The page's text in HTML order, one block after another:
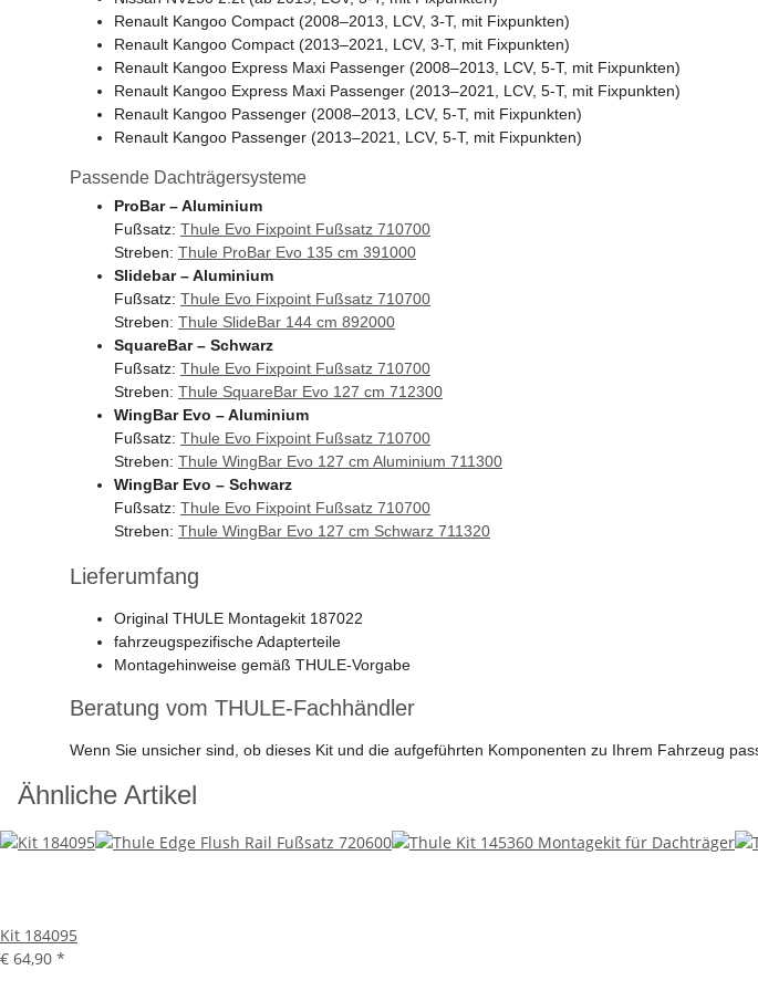
Renault Kangoo Compact (2008–2013, LCV, 3-T, mit Fixpunkten)
Renault Kangoo Compact (2013–2021, LCV, 3-T, mit Fixpunkten)
Renault Kangoo Express Maxi Passenger (2008–2013, LCV, 5-T, mit Fixpunkten)
Renault Kangoo Express Maxi Passenger (2013–2021, LCV, 5-T, mit Fixpunkten)
Renault Kangoo Passenger (2008–2013, LCV, 5-T, mit Fixpunkten)
Renault Kangoo Passenger (2013–2021, LCV, 5-T, mit Fixpunkten)
Passende Dachträgersysteme
ProBar – Aluminium
Fußsatz: Thule Evo Fixpoint Fußsatz 710700
Streben: Thule ProBar Evo 135 cm 391000
Slidebar – Aluminium
Fußsatz: Thule Evo Fixpoint Fußsatz 710700
Streben: Thule SlideBar 144 cm 892000
SquareBar – Schwarz
Fußsatz: Thule Evo Fixpoint Fußsatz 710700
Streben: Thule SquareBar Evo 127 cm 712300
WingBar Evo – Aluminium
Fußsatz: Thule Evo Fixpoint Fußsatz 710700
Streben: Thule WingBar Evo 127 cm Aluminium 711300
WingBar Evo – Schwarz
Fußsatz: Thule Evo Fixpoint Fußsatz 710700
Streben: Thule WingBar Evo 127 cm Schwarz 711320
Lieferumfang
Original THULE Montagekit 187022
fahrzeugspezifische Adapterteile
Montagehinweise gemäß THULE-Vorgabe
Beratung vom THULE-Fachhändler
Wenn Sie unsicher sind, ob dieses Kit und die aufgeführten Komponenten zu Ihrem Fahrzeug
Ähnliche Artikel
Kit 184095
€ 64,90 *